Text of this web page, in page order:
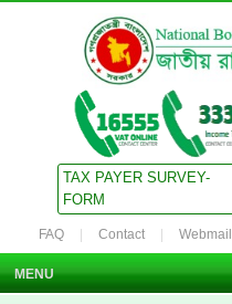
TAX PAYER SURVEY-
FORM
FAQ Contact Webmail
MENU